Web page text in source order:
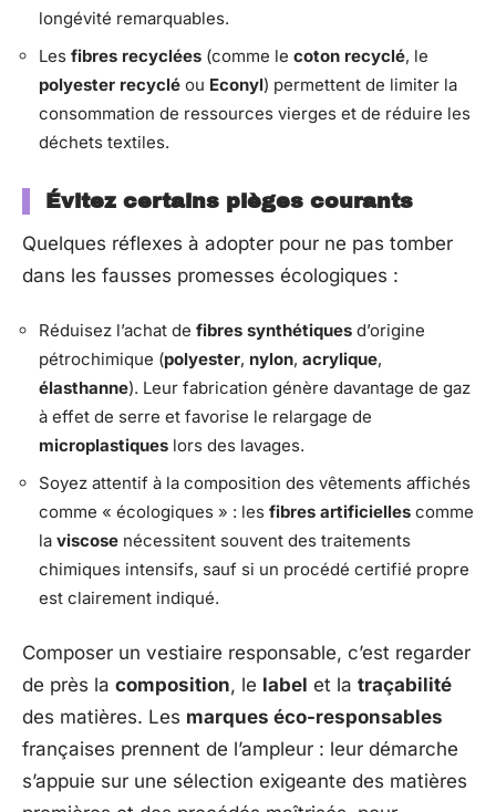
longévité remarquables.
Les fibres recyclées (comme le coton recyclé, le
polyester recyclé ou Econyl) permettent de limiter la
consommation de ressources vierges et de réduire les
déchets textiles.
Évitez certains pièges courants
Quelques réflexes à adopter pour ne pas tomber
dans les fausses promesses écologiques :
Réduisez l’achat de fibres synthétiques d’origine
pétrochimique (polyester, nylon, acrylique,
élasthanne). Leur fabrication génère davantage de gaz
à effet de serre et favorise le relargage de
microplastiques lors des lavages.
Soyez attentif à la composition des vêtements affichés
comme « écologiques » : les fibres artificielles comme
la viscose nécessitent souvent des traitements
chimiques intensifs, sauf si un procédé certifié propre
est clairement indiqué.
Composer un vestiaire responsable, c’est regarder
de près la composition, le label et la traçabilité
des matières. Les marques éco-responsables
françaises prennent de l’ampleur : leur démarche
s’appuie sur une sélection exigeante des matières